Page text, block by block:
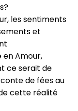
les sentiments
et
Amour,
ce serait de
de fées au
cette réalité